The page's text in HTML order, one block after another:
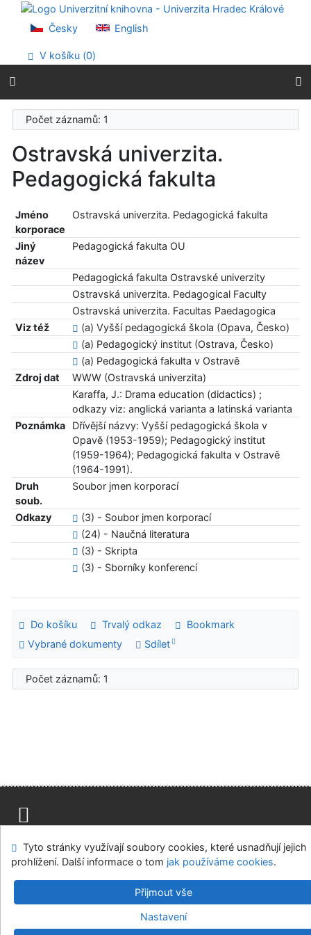
Přejít na obsah
Přejít na menu
Prohlášení o webové přístupnosti
Česky English
V košíku (0)
Počet záznamů: 1
Ostravská univerzita.
Pedagogická fakulta
Jméno
korporace
Ostravská univerzita. Pedagogická fakulta
Jiný
název
Pedagogická fakulta OU
Pedagogická fakulta Ostravské univerzity
Ostravská univerzita. Pedagogical Faculty
Ostravská univerzita. Facultas Paedagogica
Viz též
(a) Vyšší pedagogická škola (Opava, Česko)
(a) Pedagogický institut (Ostrava, Česko)
(a) Pedagogická fakulta v Ostravě
Zdroj dat
WWW (Ostravská univerzita)
Karaffa, J.: Drama education (didactics) ;
odkazy viz: anglická varianta a latinská varianta
Poznámka
Dřívější názvy: Vyšší pedagogická škola v
Opavě (1953-1959); Pedagogický institut
(1959-1964); Pedagogická fakulta v Ostravě
(1964-1991).
Druh
soub.
Soubor jmen korporací
Odkazy
(3) - Soubor jmen korporací
(24) - Naučná literatura
(3) - Skripta
(3) - Sborníky konferencí
Do košíku Trvalý odkaz
Bookmark
Vybrané dokumenty
Sdílet
Počet záznamů: 1
Modul OpenSearch
Napište nám Nastavení cookies
Univerzitní knihovna - Univerzita Hradec Králové
v.4.8.63a - Cosmotron Bohemia, s.r.o.
Tyto stránky využívají soubory cookies, které usnadňují jejich
prohlížení. Další informace o tom jak používáme cookies.
Přijmout vše
Nastavení